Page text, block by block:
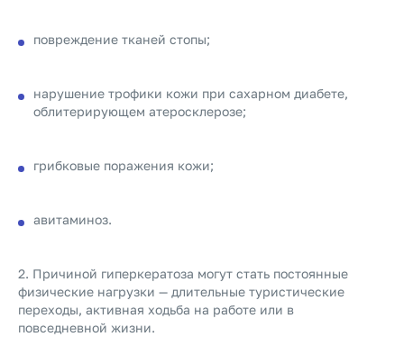
повреждение тканей стопы;
нарушение трофики кожи при сахарном диабете,
облитерирующем атеросклерозе;
грибковые поражения кожи;
авитаминоз.
2. Причиной гиперкератоза могут стать постоянные
физические нагрузки — длительные туристические
переходы, активная ходьба на работе или в
повседневной жизни.